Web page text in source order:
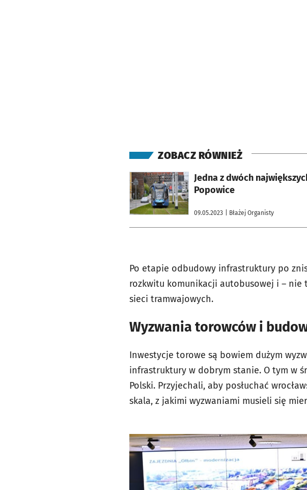
ZOBACZ RÓWNIEŻ
Jedna z dwóch
Popowice
09.05.2023 | Błażej Organisty
otworzy się w nowej karcie
Po etapie odbudowy infrastruktury po
rozkwitu komunikacji autobusowej i – nie
sieci tramwajowych.
Wyzwania torowców i
Inwestycje torowe są bowiem dużym
infrastruktury w dobrym stanie. O tym w
Polski. Przyjechali, aby posłuchać
skala, z jakimi wyzwaniami musieli się